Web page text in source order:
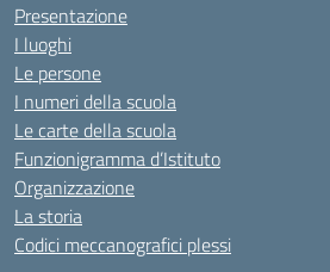
Presentazione
I luoghi
Le persone
I numeri della scuola
Le carte della scuola
Funzionigramma d’Istituto
Organizzazione
La storia
Codici meccanografici plessi